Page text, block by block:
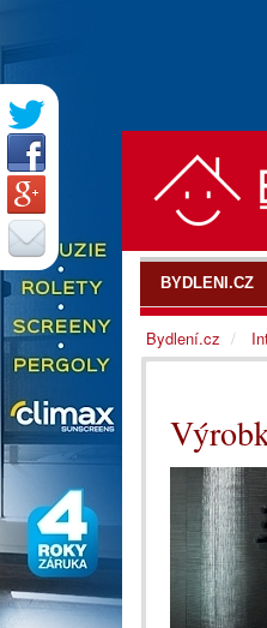
BYDLENI.CZ
Bydlení.cz